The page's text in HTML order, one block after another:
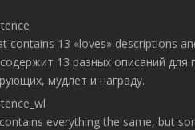
contains 13 «loves» descriptions
13 разных описаний
мудлет и награду.
everything the same, but